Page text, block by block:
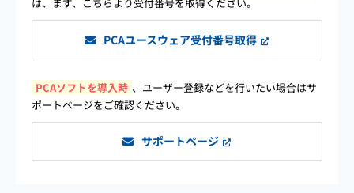
は、まず、こちらより受付番号を取得ください。
PCAユースウェア受付番号取得
PCAソフトを導入時 、ユーザー登録などを行いたい場合はサ
ポートページをご確認ください。
サポートページ